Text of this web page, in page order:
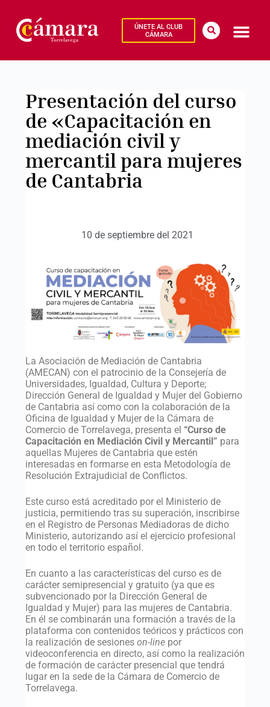
ÚNETE AL CLUB
CÁMARA
Presentación del curso
de «Capacitación en
mediación civil y
mercantil para mujeres
de Cantabria
10 de septiembre del 2021
La Asociación de Mediación de Cantabria
(AMECAN) con el patrocinio de la Consejería de
Universidades, Igualdad, Cultura y Deporte;
Dirección General de Igualdad y Mujer del Gobierno
de Cantabria así como con la colaboración de la
Oficina de Igualdad y Mujer de la Cámara de
Comercio de Torrelavega, presenta el “Curso de
Capacitación en Mediación Civil y Mercantil” para
aquellas Mujeres de Cantabria que estén
interesadas en formarse en esta Metodología de
Resolución Extrajudicial de Conflictos.
Este curso está acreditado por el Ministerio de
justicia, permitiendo tras su superación, inscribirse
en el Registro de Personas Mediadoras de dicho
Ministerio, autorizando así el ejercicio profesional
en todo el territorio español.
En cuanto a las características del curso es de
carácter semipresencial y gratuito (ya que es
subvencionado por la Dirección General de
Igualdad y Mujer) para las mujeres de Cantabria.
En él se combinarán una formación a través de la
plataforma con contenidos teóricos y prácticos con
la realización de sesiones on-line por
videoconferencia en directo, así como la realización
de formación de carácter presencial que tendrá
lugar en la sede de la Cámara de Comercio de
Torrelavega.